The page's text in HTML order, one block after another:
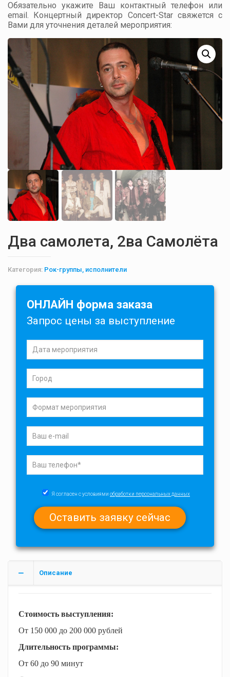
Обязательно укажите Ваш контактный телефон или
email. Концертный директор Concert-Star свяжется с
Вами для уточнения деталей мероприятия:
Два самолета, 2ва Самолёта
Категория: Рок-группы, исполнители
ОНЛАЙН форма заказа
Запрос цены за выступление
Я согласен с условиями обработки персональных данных
Описание
Стоимость выступления:
От 150 000 до 200 000 рублей
Длительность программы:
От 60 до 90 минут